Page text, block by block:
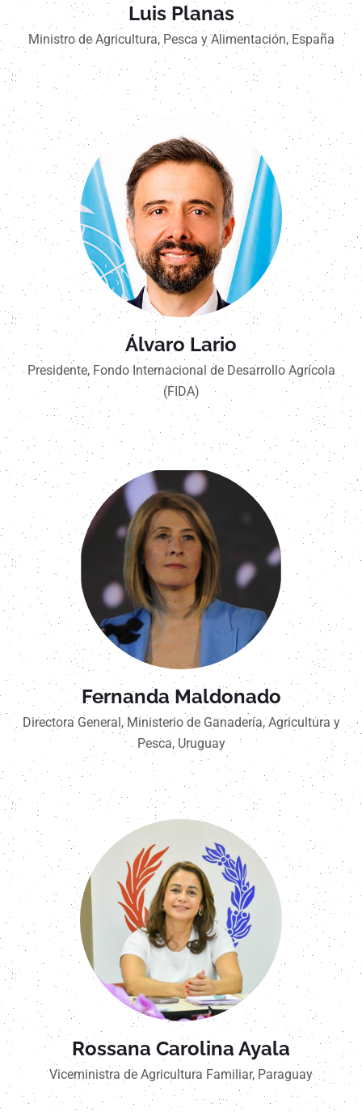
Luis Planas
Ministro de Agricultura, Pesca y Alimentación, España
Álvaro Lario
Presidente, Fondo Internacional de Desarrollo Agrícola
(FIDA)
Fernanda Maldonado
Directora General, Ministerio de Ganadería, Agricultura y
Pesca, Uruguay
Rossana Carolina Ayala
Viceministra de Agricultura Familiar, Paraguay